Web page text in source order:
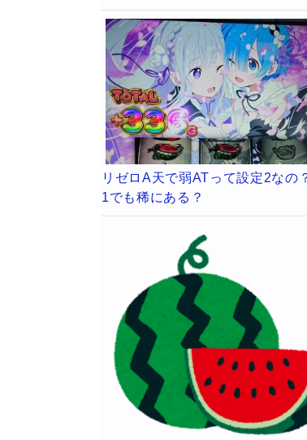
リゼロA天で弱ATって設定2なの
1でも稀にある？